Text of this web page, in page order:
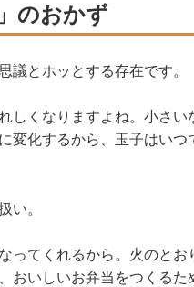
のおかず
議とホッとする存在です。
しくなりますよね。小さい
変化するから、玉子はいつ
い。
ってくれるから。火のとお
おいしいお弁当をつくるた